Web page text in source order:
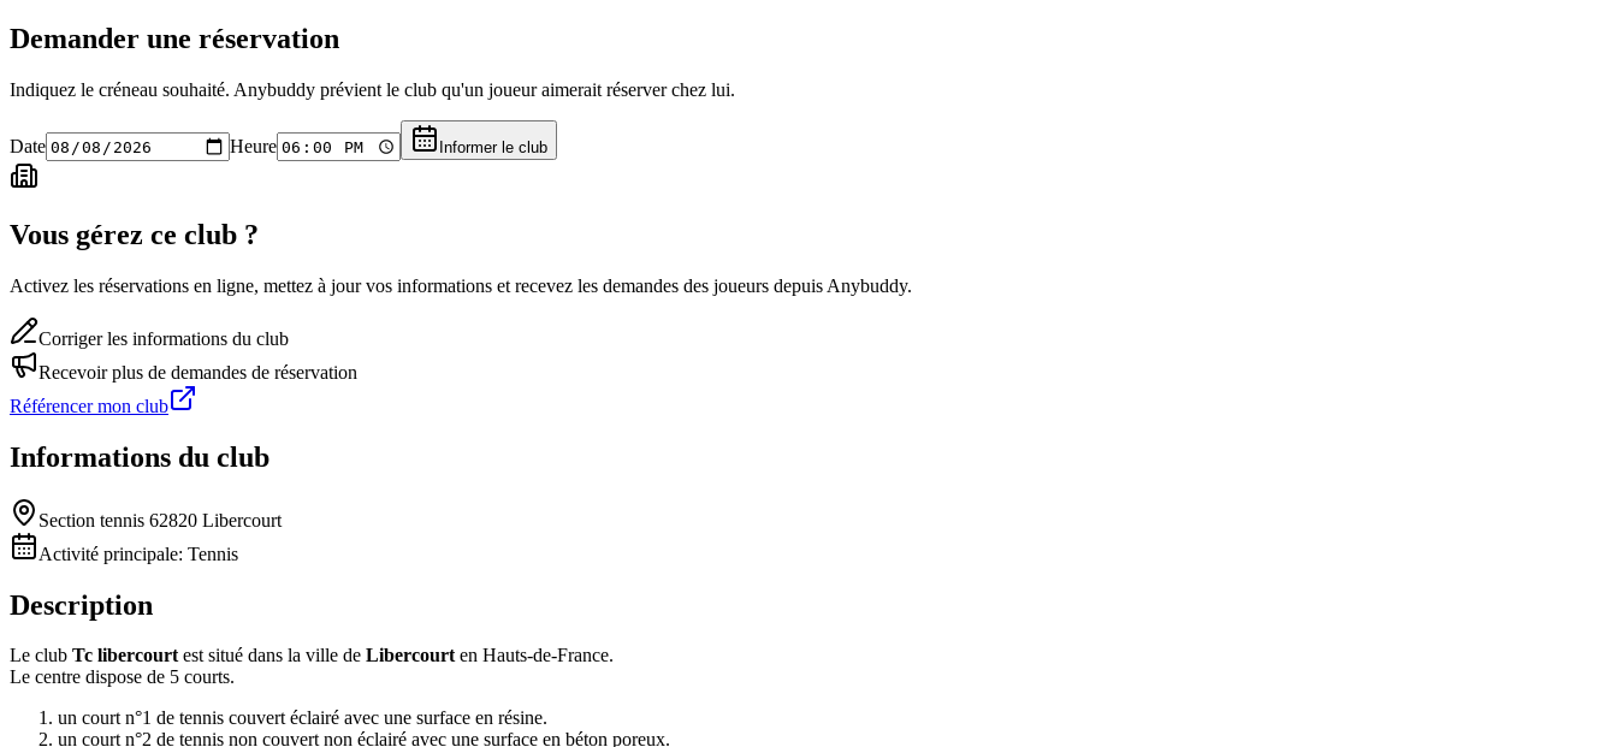
Demander une réservation
Indiquez le créneau souhaité. Anybuddy prévient le club qu'un joueur aimerait réserver chez lui.
Date Heure Informer le club
Vous gérez ce club ?
Activez les réservations en ligne, mettez à jour vos informations et recevez les demandes des joueurs depuis Anybuddy.
Corriger les informations du club
Recevoir plus de demandes de réservation
Référencer mon club
Informations du club
Section tennis 62820 Libercourt
Activité principale: Tennis
Description
Le club Tc libercourtest situé dans la ville de Libercourten Hauts-de-France.
Le centre dispose de 5 courts.
un court n°1 de tennis couvert éclairé avec une surface en résine.
un court n°2 de tennis non couvert non éclairé avec une surface en béton poreux.